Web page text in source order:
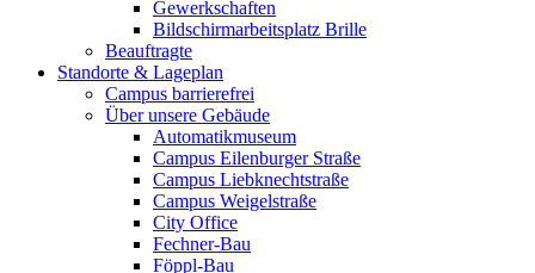
Gewerkschaften
Bildschirmarbeitsplatz Brille
Beauftragte
Standorte & Lageplan
Campus barrierefrei
Über unsere Gebäude
Automatikmuseum
Campus Eilenburger Straße
Campus Liebknechtstraße
Campus Weigelstraße
City Office
Fechner-Bau
Föppl-Bau